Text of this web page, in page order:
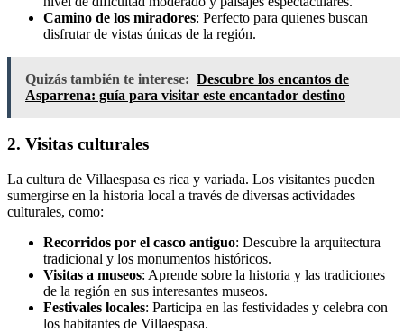
Camino de los miradores: Perfecto para quienes buscan
disfrutar de vistas únicas de la región.
Quizás también te interese: Descubre los encantos de
Asparrena: guía para visitar este encantador destino
2. Visitas culturales
La cultura de Villaespasa es rica y variada. Los visitantes pueden
sumergirse en la historia local a través de diversas actividades
culturales, como:
Recorridos por el casco antiguo: Descubre la arquitectura
tradicional y los monumentos históricos.
Visitas a museos: Aprende sobre la historia y las tradiciones
de la región en sus interesantes museos.
Festivales locales: Participa en las festividades y celebra con
los habitantes de Villaespasa.